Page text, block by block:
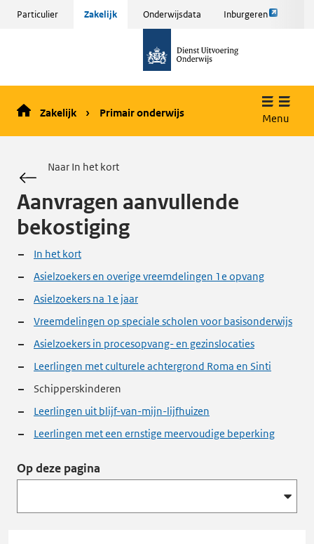
Sla
naar
inhoud
Particulier Zakelijk Onderwijsdata Inburgeren
Link
pagina
de
Zakelijk Primair onderwijs Menu
Naar In het kort
Aanvragen aanvullende
bekostiging
In het kort
Asielzoekers en overige vreemdelingen 1e opvang
Asielzoekers na 1e jaar
Vreemdelingen op speciale scholen voor basisonderwijs
Asielzoekers in procesopvang- en gezinslocaties
Leerlingen met culturele achtergrond Roma en Sinti
Schipperskinderen
Leerlingen uit blijf-van-mijn-lijfhuizen
Leerlingen met een ernstige meervoudige beperking
Op deze pagina